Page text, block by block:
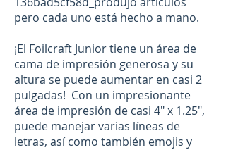
pero cada uno está hecho a mano.
¡El Foilcraft Junior tiene un área de
cama de impresión generosa y su
altura se puede aumentar en casi 2
pulgadas! Con un impresionante
área de impresión de casi 4" x 1.25",
puede manejar varias líneas de
letras, así como también emojis y